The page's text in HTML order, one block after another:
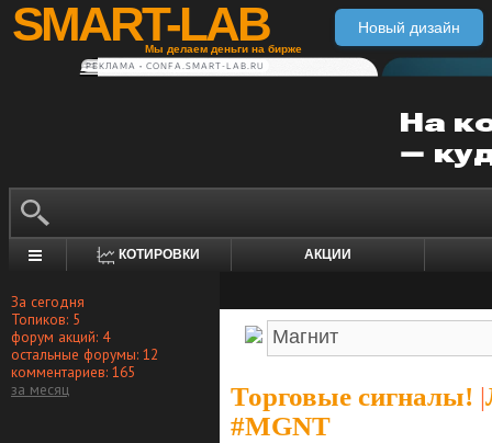
SMART-LAB
Мы делаем деньги на бирже
Новый дизайн
РЕКЛАМА • CONFA.SMART-LAB.RU
КОТИРОВКИ АКЦИИ
За сегодня
Топиков: 5
форум акций: 4
остальные форумы: 12
комментариев: 165
за месяц
Торговые сигналы! |
#MGNT